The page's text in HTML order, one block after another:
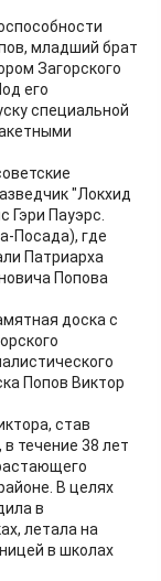
младший брат
Загорского
его
специальной
"Локхид
Гэри Пауэрс.
Посада), где
Патриарха
Попова
доска с
Попов Виктор
став
течение 38 лет
В целях
в
летала на
в школах